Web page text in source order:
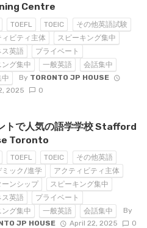
Centre
TOEFL TOEIC
その他英語試験
ィビティ主体
スピーキング集中
ス英語
プライベート
ング集中
一般英語
会話集中
中
By TORONTO JP HOUSE
2025
0
トで人気の語学学校 Stafford
Toronto
TOEFL TOEIC
その他英語
ミック/進学
アクティビティ主体
ーンシップ
スピーキング集中
ス英語
プライベート
ング集中
一般英語 会話集中
By
JP HOUSE
April 22, 2025 0